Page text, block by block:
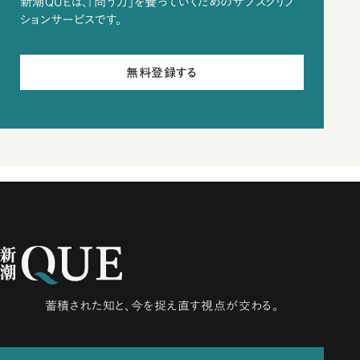
ションサービスです。
無料登録する
蓄積された知と、今を捉え直す視点が交わる。